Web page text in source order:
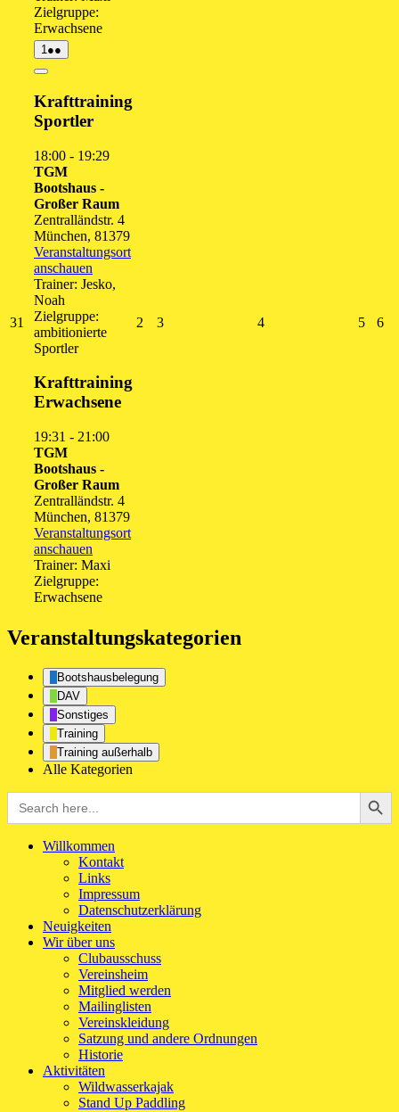
Zielgruppe:
Erwachsene
31
31.
August
2026
11.
September
2026
●●
Veranstaltungen)
Close
Krafttraining
Sportler
18:00 - 19:29
TGM
Bootshaus -
Großer Raum
Zentralländstr. 4
München, 81379
Veranstaltungsort
anschauen
Trainer: Jesko,
Noah
Zielgruppe:
ambitionierte
Sportler
Krafttraining
Erwachsene
19:31 - 21:00
TGM
Bootshaus -
Großer Raum
Zentralländstr. 4
München, 81379
Veranstaltungsort
anschauen
Trainer: Maxi
Zielgruppe:
Erwachsene
2 33.
44.
55.
66.
Veranstaltungskategorien
Bootshausbelegung
DAV
Sonstiges
Training
Training außerhalb
Alle Kategorien
Search
for:
Search Button
Willkommen
Kontakt
Links
Impressum
Datenschutzerklärung
Neuigkeiten
Wir über uns
Clubausschuss
Vereinsheim
Mitglied werden
Mailinglisten
Vereinskleidung
Satzung und andere Ordnungen
Historie
Aktivitäten
Wildwasserkajak
Stand Up Paddling